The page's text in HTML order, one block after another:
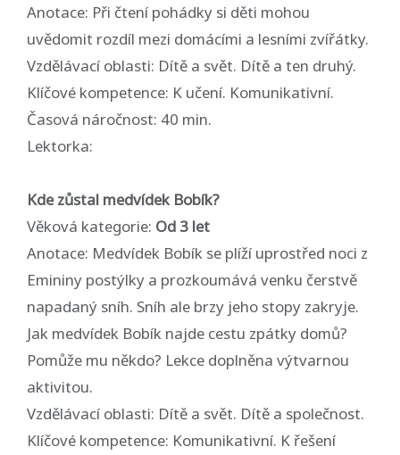
Anotace: Při čtení pohádky si děti mohou
uvědomit rozdíl mezi domácími a lesními zvířátky.
Vzdělávací oblasti: Dítě a svět. Dítě a ten druhý.
Klíčové kompetence: K učení. Komunikativní.
Časová náročnost: 40 min.
Lektorka:
Kde zůstal medvídek Bobík?
Věková kategorie: Od 3 let
Anotace: Medvídek Bobík se plíží uprostřed noci z
Emininy postýlky a prozkoumává venku čerstvě
napadaný sníh. Sníh ale brzy jeho stopy zakryje.
Jak medvídek Bobík najde cestu zpátky domů?
Pomůže mu někdo? Lekce doplněna výtvarnou
aktivitou.
Vzdělávací oblasti: Dítě a svět. Dítě a společnost.
Klíčové kompetence: Komunikativní. K řešení